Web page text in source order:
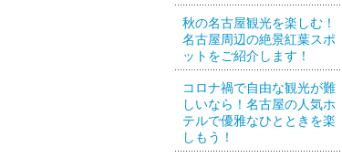
秋の名古屋観光を楽しむ！
名古屋周辺の絶景紅葉スポ
ットをご紹介します！
コロナ禍で自由な観光が難
しいなら！名古屋の人気ホ
テルで優雅なひとときを楽
しもう！